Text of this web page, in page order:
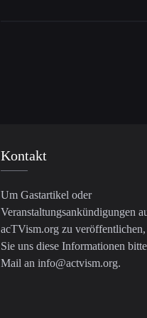
Kontakt
Um Gastartikel oder
Veranstaltungsankündigungen
acTVism.org zu veröffentlichen,
Sie uns diese Informationen
Mail an info@actvism.org.